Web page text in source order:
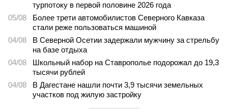
турпотоку в первой половине 2026 года
05/08
Более трети автомобилистов Северного Кавказа
стали реже пользоваться машиной
04/08
В Северной Осетии задержали мужчину за стрельбу
на базе отдыха
04/08
Школьный набор на Ставрополье подорожал до 19,3
тысячи рублей
04/08
В Дагестане нашли почти 3,9 тысячи земельных
участков под жилую застройку